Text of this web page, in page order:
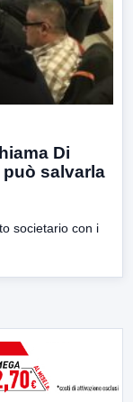
Di
salvarla
societario con i